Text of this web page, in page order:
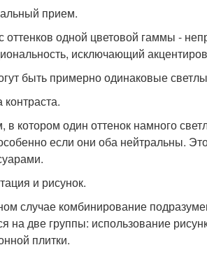
прием.
оттенков одной цветовой гаммы -
исключающий
быть примерно одинаковые
контраста.
в котором один оттенок намного
если они оба нейтральны.
и рисунок.
случае комбинирование
на две группы: использование
плитки.